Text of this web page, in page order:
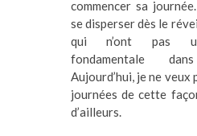
commencer sa
se disperser dès le
qui n’ont pas
fondamentale
Aujourd’hui, je ne veux
journées de cette
d’ailleurs.